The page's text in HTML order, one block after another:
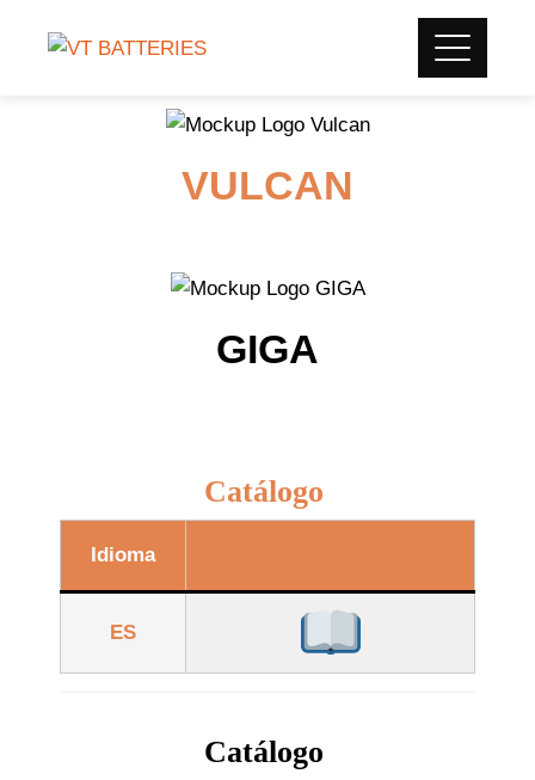
VULCAN
GIGA
Catálogo
Idioma
ES
Catálogo